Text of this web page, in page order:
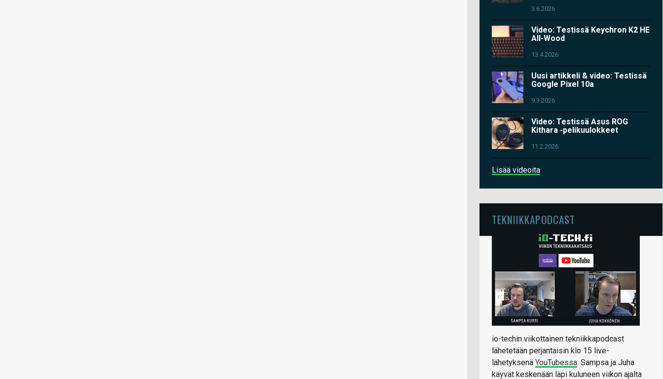
3.6.2026
Video: Testissä Keychron K2 HE
All-Wood
13.4.2026
Uusi artikkeli & video: Testissä
Google Pixel 10a
9.3.2026
Video: Testissä Asus ROG
Kithara -pelikuulokkeet
11.2.2026
Lisää videoita
TEKNIIKKAPODCAST
io-techin viikottainen tekniikkapodcast
lähetetään perjantaisin klo 15 live-
lähetyksenä YouTubessa. Sampsa ja Juha
käyvät keskenään läpi kuluneen viikon ajalta